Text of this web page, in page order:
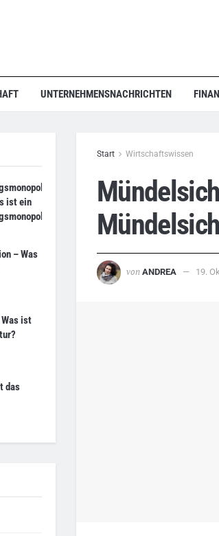
UNTERNEHMENSNACHRICHTEN
Start Wirtschaftswissen
von ANDREA 19.
ist ein
– Was
ist
das